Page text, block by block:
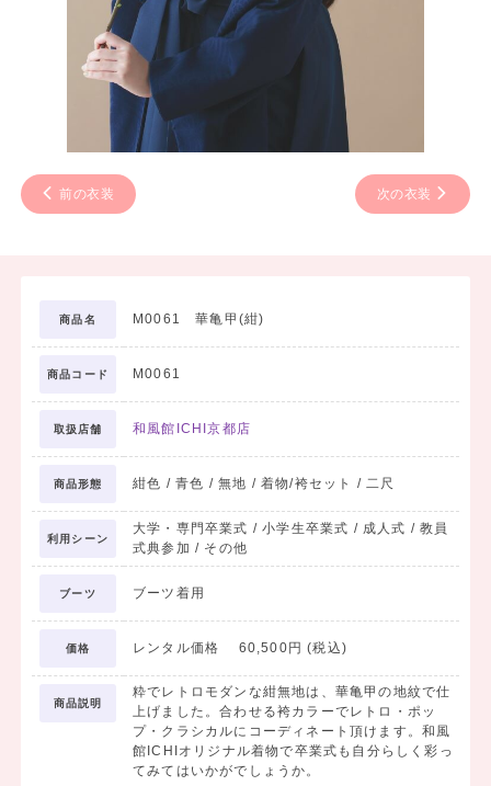
前の衣装 次の衣装
商品名 M0061 華亀甲(紺)
商品コード M0061
取扱店舗 和風館ICHI京都店
商品形態 紺色 / 青色 / 無地 / 着物/袴セット / 二尺
利用シーン
大学・専門卒業式 / 小学生卒業式 / 成人式 / 教員
式典参加 / その他
ブーツ ブーツ着用
価格 レンタル価格 60,500円 (税込)
商品説明
粋でレトロモダンな紺無地は、華亀甲の地紋で仕
上げました。合わせる袴カラーでレトロ・ポッ
プ・クラシカルにコーディネート頂けます。和風
館ICHIオリジナル着物で卒業式も自分らしく彩っ
てみてはいかがでしょうか。